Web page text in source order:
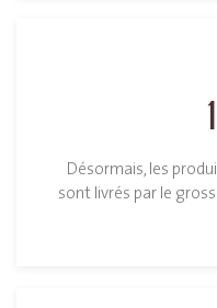
Désormais, les
sont livrés par le